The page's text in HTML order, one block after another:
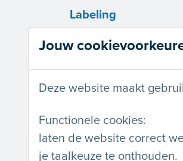
Jouw
Deze website maakt
Functionele cookies:
laten de website correct
je taalkeuze te onthouden.
Labeling
Opleidingen
Workshops
Presentaties
Advies op maat